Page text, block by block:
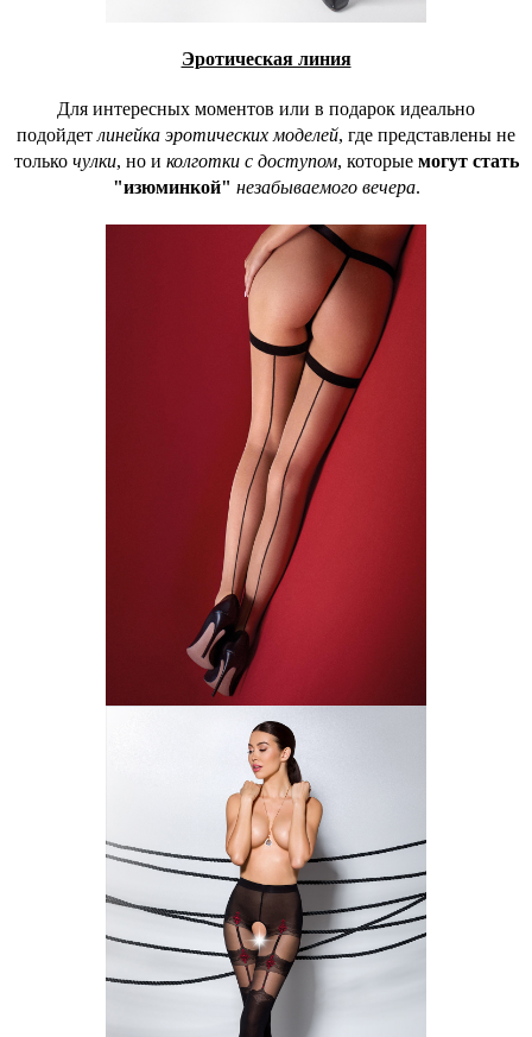
Эротическая линия
Для интересных моментов или в подарок идеально
подойдет линейка эротических моделей, где представлены не
только чулки, но и колготки с доступом, которые могут стать
"изюминкой" незабываемого вечера.